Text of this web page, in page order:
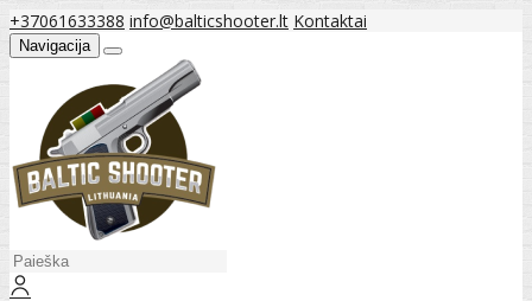
+37061633388 info@balticshooter.lt Kontaktai
Navigacija